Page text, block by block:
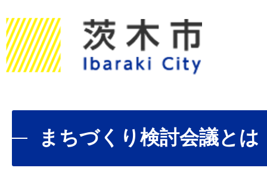
まちづくり検討会議とは